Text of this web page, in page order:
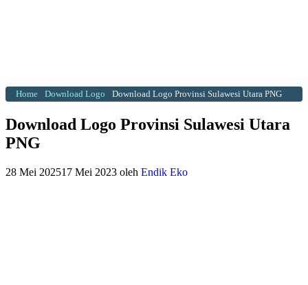
Home Download Logo Download Logo Provinsi Sulawesi Utara PNG
Download Logo Provinsi Sulawesi Utara
PNG
28 Mei 202517 Mei 2023 oleh Endik Eko